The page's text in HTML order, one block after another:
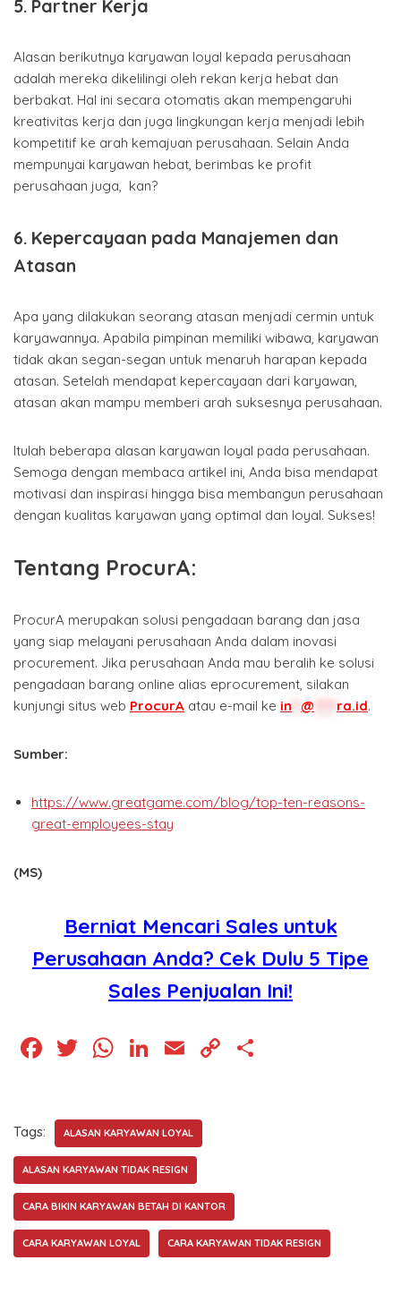
5. Partner Kerja
Alasan berikutnya karyawan loyal kepada perusahaan
adalah mereka dikelilingi oleh rekan kerja hebat dan
berbakat. Hal ini secara otomatis akan mempengaruhi
kreativitas kerja dan juga lingkungan kerja menjadi lebih
kompetitif ke arah kemajuan perusahaan. Selain Anda
mempunyai karyawan hebat, berimbas ke profit
perusahaan juga, kan?
6. Kepercayaan pada Manajemen dan
Atasan
Apa yang dilakukan seorang atasan menjadi cermin untuk
karyawannya. Apabila pimpinan memiliki wibawa, karyawan
tidak akan segan-segan untuk menaruh harapan kepada
atasan. Setelah mendapat kepercayaan dari karyawan,
atasan akan mampu memberi arah suksesnya perusahaan.
Itulah beberapa alasan karyawan loyal pada perusahaan.
Semoga dengan membaca artikel ini, Anda bisa mendapat
motivasi dan inspirasi hingga bisa membangun perusahaan
dengan kualitas karyawan yang optimal dan loyal. Sukses!
Tentang ProcurA:
ProcurA merupakan solusi pengadaan barang dan jasa
yang siap melayani perusahaan Anda dalam inovasi
procurement. Jika perusahaan Anda mau beralih ke solusi
pengadaan barang online alias eprocurement, silakan
kunjungi situs web ProcurA atau e-mail ke in @ ra.id.
Sumber:
https://www.greatgame.com/blog/top-ten-reasons-
great-employees-stay
(MS)
Berniat Mencari Sales untuk
Perusahaan Anda? Cek Dulu 5 Tipe
Sales Penjualan Ini!
F
e
b
o
o
k
T
er
W
s
A
p
p
Li
e
dI
n
E
l
C
n
k
Tags: ALASAN KARYAWAN LOYAL
ALASAN KARYAWAN TIDAK RESIGN
CARA BIKIN KARYAWAN BETAH DI KANTOR
CARA KARYAWAN LOYAL CARA KARYAWAN TIDAK RESIGN